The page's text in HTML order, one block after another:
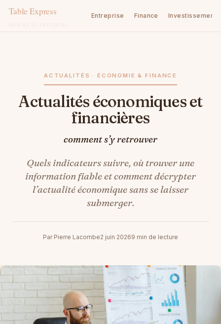
Entreprise Finance Investissement
ACTUALITÉS · ÉCONOMIE & FINANCE
Actualités économiques et
financières
comment s’y retrouver
Quels indicateurs suivre, où trouver une
information fiable et comment décrypter
l’actualité économique sans se laisser
submerger.
Par Pierre Lacombe2 juin 20269 min de lecture